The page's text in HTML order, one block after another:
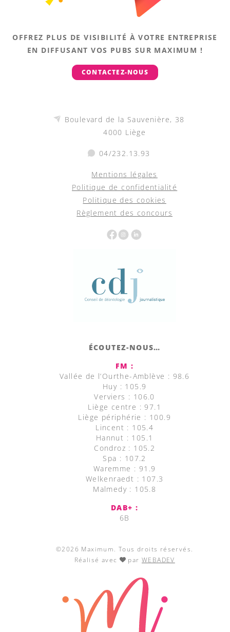
OFFREZ PLUS DE VISIBILITÉ À VOTRE ENTREPRISE
EN DIFFUSANT VOS PUBS SUR MAXIMUM !
CONTACTEZ-NOUS
Boulevard de la Sauvenière, 38
4000 Liège
04/232.13.93
Mentions légales
Politique de confidentialité
Politique des cookies
Règlement des concours
ÉCOUTEZ-NOUS…
FM :
Vallée de l’Ourthe-Amblève : 98.6
Huy : 105.9
Verviers : 106.0
Liège centre : 97.1
Liège périphérie : 100.9
Lincent : 105.4
Hannut : 105.1
Condroz : 105.2
Spa : 107.2
Waremme : 91.9
Welkenraedt : 107.3
Malmedy : 105.8
DAB+ :
6B
©2026 Maximum. Tous droits réservés.
Réalisé avec
par WEBADEV